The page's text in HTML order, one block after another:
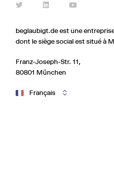
beglaubigt.de est une
dont le siège social est situé à
Franz-Joseph-Str. 11,
80801 München
Français